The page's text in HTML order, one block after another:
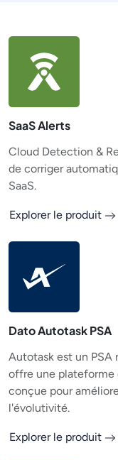
SaaS Alerts
Cloud Detection &
de corriger
SaaS.
Explorer le produit
Dato Autotask PSA
Autotask est un
offre une plateforme
conçue pour
l'évolutivité.
Explorer le produit